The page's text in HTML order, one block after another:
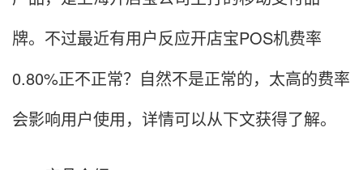
牌。不过最近有用户反应开店宝POS机费率
0.80%正不正常？自然不是正常的，太高的费率
会影响用户使用，详情可以从下文获得了解。